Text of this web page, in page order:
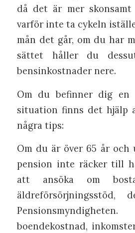
då det är mer
varför inte ta cykeln
mån det går, om du har
sättet håller du
bensinkostnader nere.
Om du befinner dig en
situation finns det hjälp
några tips:
Om du är över 65 år och
pension inte räcker till
att ansöka om
boendekostnad,